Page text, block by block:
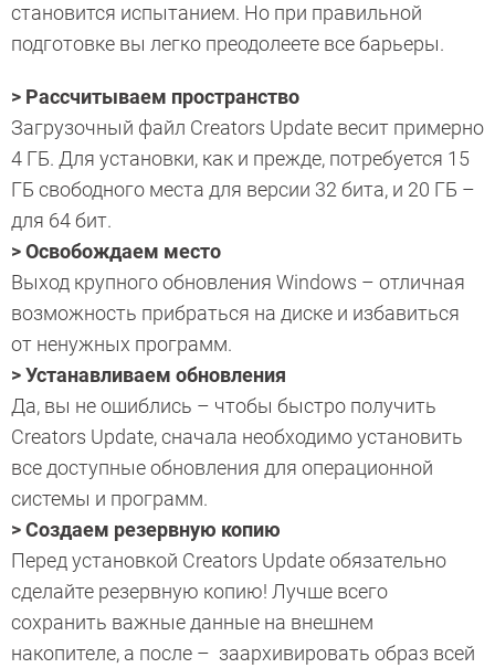
становится испытанием. Но при правильной
подготовке вы легко преодолеете все барьеры.
> Рассчитываем пространство
Загрузочный файл Creators Update весит примерно
4 ГБ. Для установки, как и прежде, потребуется 15
ГБ свободного места для версии 32 бита, и 20 ГБ –
для 64 бит.
> Освобождаем место
Выход крупного обновления Windows – отличная
возможность прибраться на диске и избавиться
от ненужных программ.
> Устанавливаем обновления
Да, вы не ошиблись – чтобы быстро получить
Creators Update, сначала необходимо установить
все доступные обновления для операционной
системы и программ.
> Создаем резервную копию
Перед установкой Creators Update обязательно
сделайте резервную копию! Лучше всего
сохранить важные данные на внешнем
накопителе, а после – заархивировать образ всей